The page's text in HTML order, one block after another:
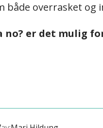
både overrasket
no? er det mulig